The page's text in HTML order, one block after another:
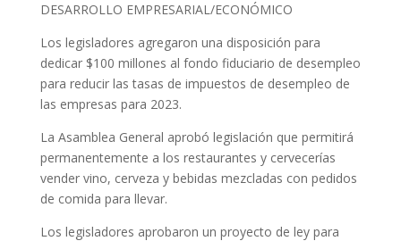
DESARROLLO EMPRESARIAL/ECONÓMICO
Los legisladores agregaron una disposición para
dedicar $100 millones al fondo fiduciario de desempleo
para reducir las tasas de impuestos de desempleo de
las empresas para 2023.
La Asamblea General aprobó legislación que permitirá
permanentemente a los restaurantes y cervecerías
vender vino, cerveza y bebidas mezcladas con pedidos
de comida para llevar.
Los legisladores aprobaron un proyecto de ley para